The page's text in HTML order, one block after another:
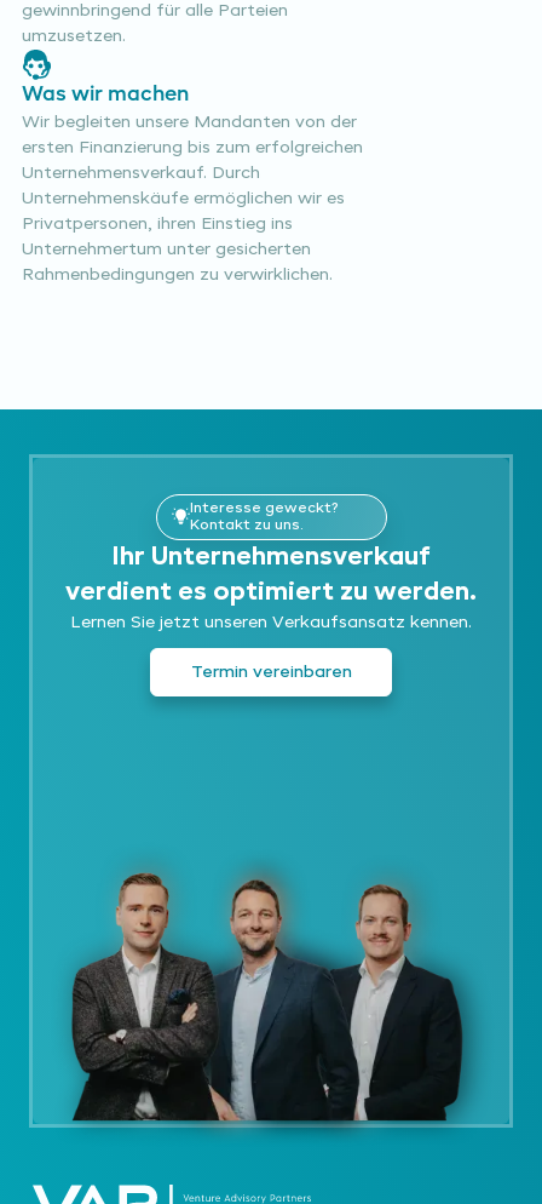
gewinnbringend für alle Parteien
umzusetzen.
Was wir machen
Wir begleiten unsere Mandanten von der
ersten Finanzierung bis zum erfolgreichen
Unternehmensverkauf. Durch
Unternehmenskäufe ermöglichen wir es
Privatpersonen, ihren Einstieg ins
Unternehmertum unter gesicherten
Rahmenbedingungen zu verwirklichen.
Interesse geweckt?
Kontakt zu uns.
Ihr Unternehmensverkauf
verdient es optimiert zu werden.
Lernen Sie jetzt unseren Verkaufsansatz kennen.
Termin vereinbaren